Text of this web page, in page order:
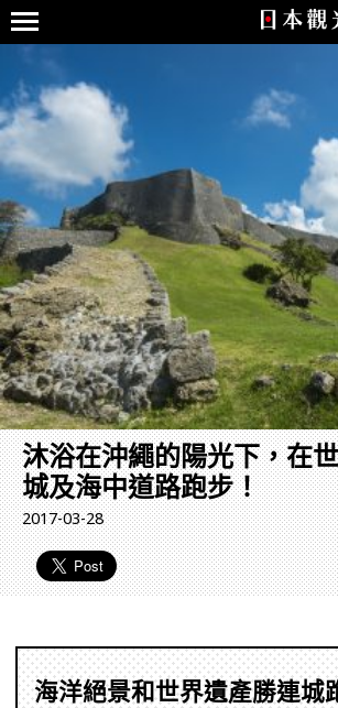
沐浴在沖繩的陽光下，在
城及海中道路跑步！
2017-03-28
海洋絕景和世界遺產勝連城